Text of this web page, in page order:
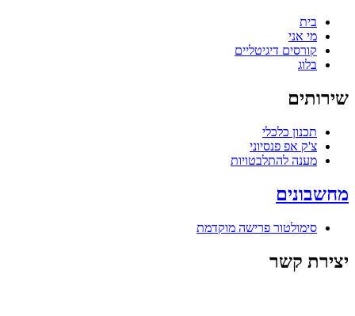
בית
מי אני
קורסים דיגיטליים
בלוג
שירותים
תכנון כלכלי
צ'ק אפ פנסיוני
מענה להתלבטויות
מחשבונים
סימולטור פרישה מוקדמת
יצירת קשר